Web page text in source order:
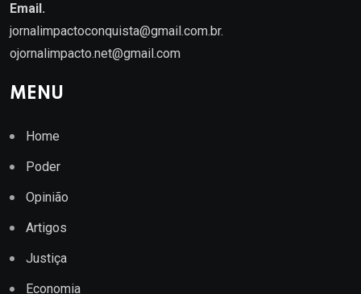
Email.
jornalimpactoconquista@gmail.com.br.
ojornalimpacto.net@gmail.com
MENU
Home
Poder
Opinião
Artigos
Justiça
Economia